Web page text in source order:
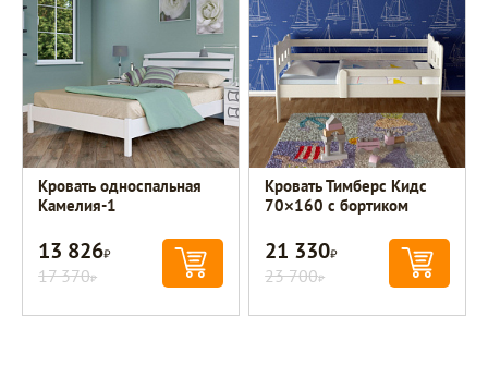
Кровать односпальная
Камелия-1
13 826Р
17 370Р
Кровать Тимберс Кидс
70×160 с бортиком
21 330Р
23 700Р